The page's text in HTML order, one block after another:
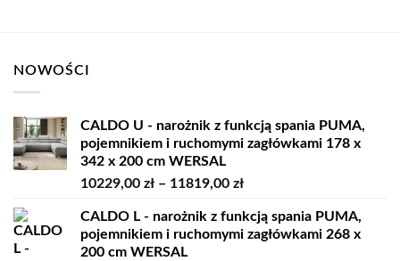
NOWOŚCI
CALDO U - narożnik z funkcją spania PUMA,
pojemnikiem i ruchomymi zagłówkami 178 x
342 x 200 cm WERSAL
10229,00 zł – 11819,00 złZakres
od
10229,00 zł
CALDO L - narożnik z funkcją spania PUMA,
pojemnikiem i ruchomymi zagłówkami 268 x
200 cm WERSAL